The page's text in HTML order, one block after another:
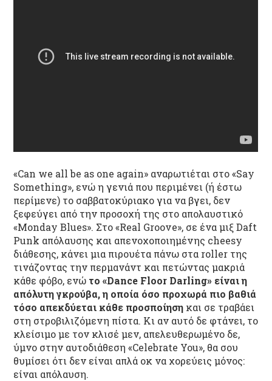
«Can we all be as one again» αναρωτιέται στο «Say
Something», ενώ η γενιά που περιμένει (ή έστω
περίμενε) το σαββατοκύριακο για να βγει, δεν
ξεφεύγει από την προσοχή της στο απολαυστικό
«Monday Blues». Στο «Real Groove», σε ένα μιξ Daft
Punk απόλαυσης και απενοχοποιημένης cheesy
διάθεσης, κάνει μια πιρουέτα πάνω στα roller της
τινάζοντας την περμανάντ και πετώντας μακριά
κάθε φόβο, ενώ το «Dance Floor Darling» είναι η
απόλυτη γκρούβα, η οποία όσο προχωρά πιο βαθιά
τόσο απεκδύεται κάθε προσποίηση και σε τραβάει
στη στροβιλιζόμενη πίστα. Κι αν αυτό δε φτάνει, το
κλείσιμο με τον κλισέ μεν, απελευθερωμένο δε,
ύμνο στην αυτοδιάθεση «Celebrate You», θα σου
θυμίσει ότι δεν είναι απλά οκ να χορεύεις μόνος:
είναι απόλαυση.